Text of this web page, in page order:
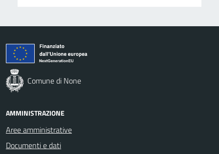
Comune di None
AMMINISTRAZIONE
Aree amministrative
Documenti e dati